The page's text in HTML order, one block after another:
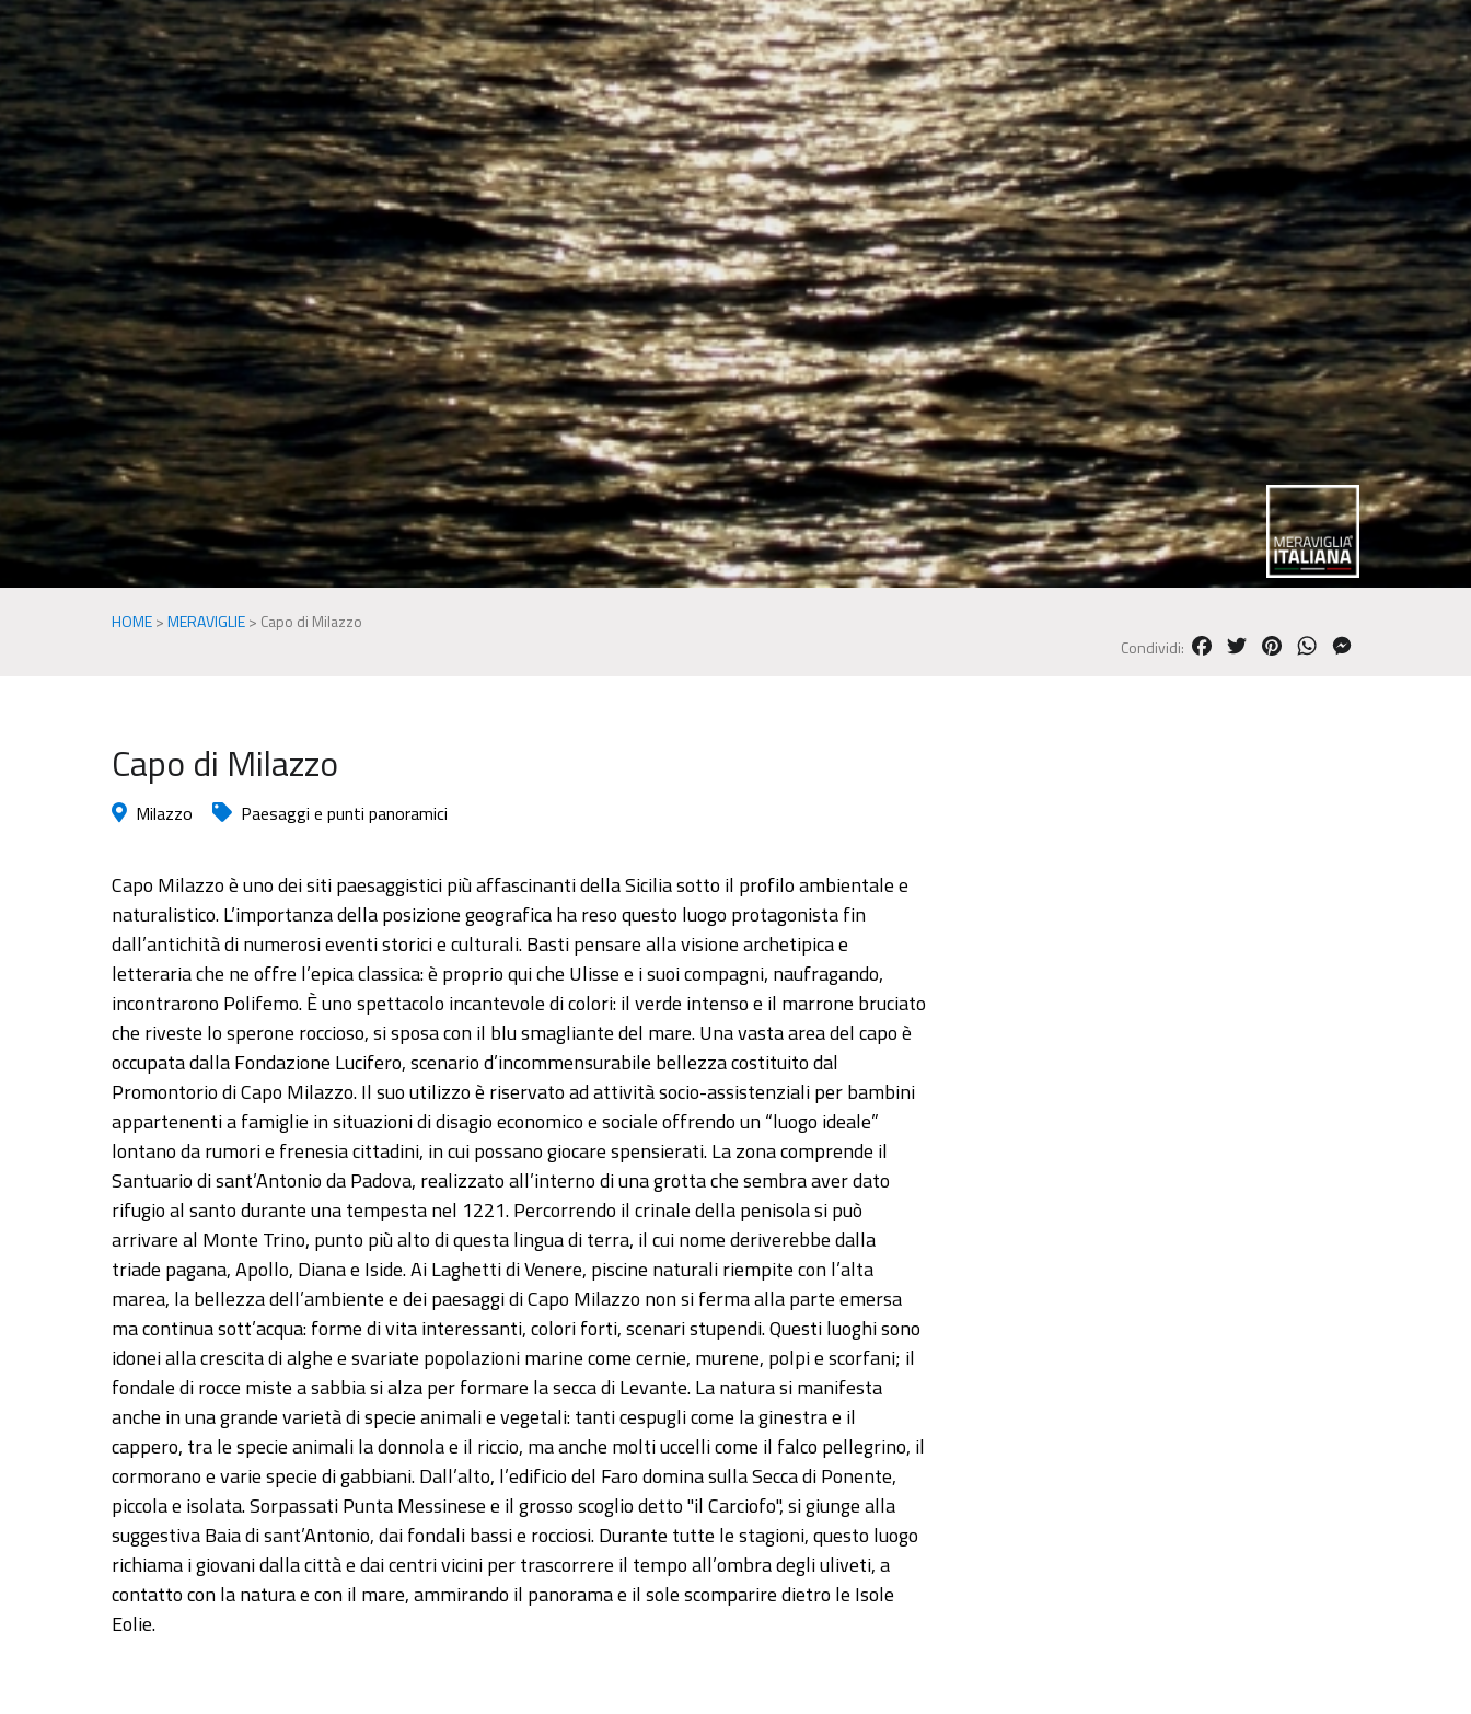
HOME>MERAVIGLIE> Capo di Milazzo
Condividi:
FACEBOOK
TWITTERPINTERESTWHATSAPP
Capo di Milazzo
Milazzo Paesaggi e punti panoramici
Capo Milazzo è uno dei siti paesaggistici più affascinanti della Sicilia sotto il profilo ambientale e
naturalistico. L’importanza della posizione geografica ha reso questo luogo protagonista fin
dall’antichità di numerosi eventi storici e culturali. Basti pensare alla visione archetipica e
letteraria che ne offre l’epica classica: è proprio qui che Ulisse e i suoi compagni, naufragando,
incontrarono Polifemo. È uno spettacolo incantevole di colori: il verde intenso e il marrone bruciato
che riveste lo sperone roccioso, si sposa con il blu smagliante del mare. Una vasta area del capo è
occupata dalla Fondazione Lucifero, scenario d’incommensurabile bellezza costituito dal
Promontorio di Capo Milazzo. Il suo utilizzo è riservato ad attività socio-assistenziali per bambini
appartenenti a famiglie in situazioni di disagio economico e sociale offrendo un “luogo ideale”
lontano da rumori e frenesia cittadini, in cui possano giocare spensierati. La zona comprende il
Santuario di sant’Antonio da Padova, realizzato all’interno di una grotta che sembra aver dato
rifugio al santo durante una tempesta nel 1221. Percorrendo il crinale della penisola si può
arrivare al Monte Trino, punto più alto di questa lingua di terra, il cui nome deriverebbe dalla
triade pagana, Apollo, Diana e Iside. Ai Laghetti di Venere, piscine naturali riempite con l’alta
marea, la bellezza dell’ambiente e dei paesaggi di Capo Milazzo non si ferma alla parte emersa
ma continua sott’acqua: forme di vita interessanti, colori forti, scenari stupendi. Questi luoghi sono
idonei alla crescita di alghe e svariate popolazioni marine come cernie, murene, polpi e scorfani; il
fondale di rocce miste a sabbia si alza per formare la secca di Levante. La natura si manifesta
anche in una grande varietà di specie animali e vegetali: tanti cespugli come la ginestra e il
cappero, tra le specie animali la donnola e il riccio, ma anche molti uccelli come il falco pellegrino, il
cormorano e varie specie di gabbiani. Dall’alto, l’edificio del Faro domina sulla Secca di Ponente,
piccola e isolata. Sorpassati Punta Messinese e il grosso scoglio detto "il Carciofo", si giunge alla
suggestiva Baia di sant’Antonio, dai fondali bassi e rocciosi. Durante tutte le stagioni, questo luogo
richiama i giovani dalla città e dai centri vicini per trascorrere il tempo all’ombra degli uliveti, a
contatto con la natura e con il mare, ammirando il panorama e il sole scomparire dietro le Isole
Eolie.